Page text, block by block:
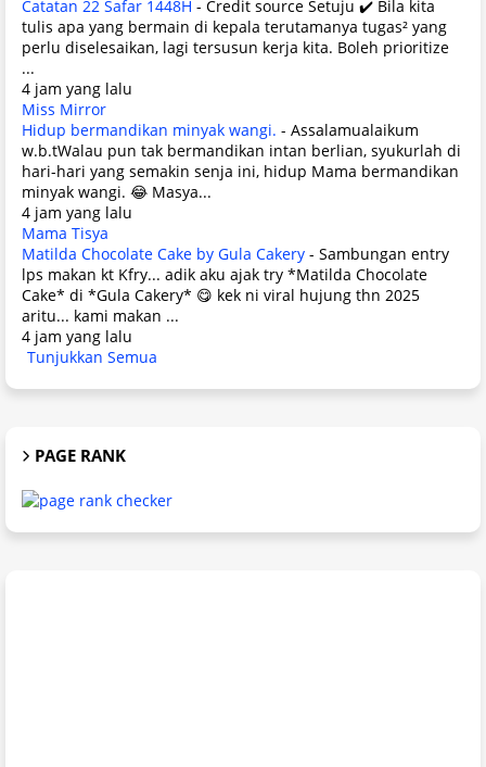
Catatan 22 Safar 1448H - Credit source Setuju ✔️ Bila kita
tulis apa yang bermain di kepala terutamanya tugas² yang
perlu diselesaikan, lagi tersusun kerja kita. Boleh prioritize
...
4 jam yang lalu
Miss Mirror
Hidup bermandikan minyak wangi. - Assalamualaikum
w.b.tWalau pun tak bermandikan intan berlian, syukurlah di
hari-hari yang semakin senja ini, hidup Mama bermandikan
minyak wangi. 😂 Masya...
4 jam yang lalu
Mama Tisya
Matilda Chocolate Cake by Gula Cakery - Sambungan entry
lps makan kt Kfry... adik aku ajak try *Matilda Chocolate
Cake* di *Gula Cakery* 😋 kek ni viral hujung thn 2025
aritu... kami makan ...
4 jam yang lalu
Tunjukkan Semua
PAGE RANK